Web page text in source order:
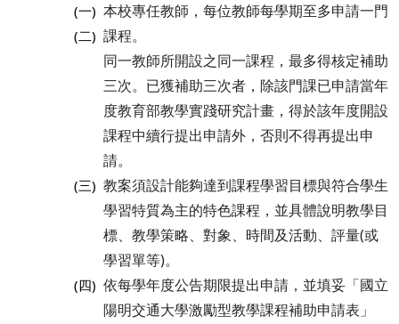
(一)
(二)
本校專任教師，每位教師每學期至多申請一門
課程。
同一教師所開設之同一課程，最多得核定補助
三次。已獲補助三次者，除該門課已申請當年
度教育部教學實踐研究計畫，得於該年度開設
課程中續行提出申請外，否則不得再提出申
請。
(三) 教案須設計能夠達到課程學習目標與符合學生
學習特質為主的特色課程，並具體說明教學目
標、教學策略、對象、時間及活動、評量(或
學習單等)。
(四) 依每學年度公告期限提出申請，並填妥「國立
陽明交通大學激勵型教學課程補助申請表」